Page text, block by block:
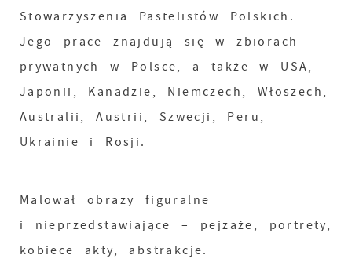
Stowarzyszenia Pastelistów Polskich.
Jego prace znajdują się w zbiorach
prywatnych w Polsce, a także w USA,
Japonii, Kanadzie, Niemczech, Włoszech,
Australii, Austrii, Szwecji, Peru,
Ukrainie i Rosji.
Malował obrazy figuralne
i nieprzedstawiające – pejzaże, portrety,
kobiece akty, abstrakcje.